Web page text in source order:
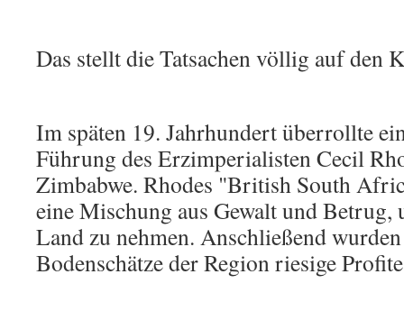
Das stellt die Tatsachen völlig auf den
Im späten 19. Jahrhundert überrollte
Führung des Erzimperialisten Cecil
Zimbabwe. Rhodes "British South
eine Mischung aus Gewalt und
Land zu nehmen. Anschließend
Bodenschätze der Region riesige